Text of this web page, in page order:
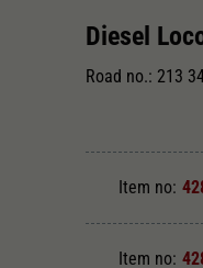
Diesel
Road no.: 213
Item no:
Item no: